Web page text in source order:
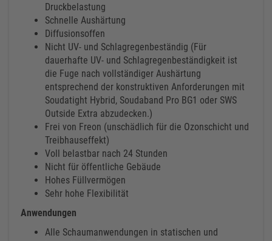
Druckbelastung
Schnelle Aushärtung
Diffusionsoffen
Nicht UV- und Schlagregenbeständig (Für
dauerhafte UV- und Schlagregenbeständigkeit ist
die Fuge nach vollständiger Aushärtung
entsprechend der konstruktiven Anforderungen mit
Soudatight Hybrid, Soudaband Pro BG1 oder SWS
Outside Extra abzudecken.)
Frei von Freon (unschädlich für die Ozonschicht und
Treibhauseffekt)
Voll belastbar nach 24 Stunden
Nicht für öffentliche Gebäude
Hohes Füllvermögen
Sehr hohe Flexibilität
Anwendungen
Alle Schaumanwendungen in statischen und